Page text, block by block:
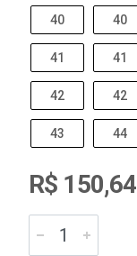
40 40
41 41
42 42
43 44
R$ 150,64